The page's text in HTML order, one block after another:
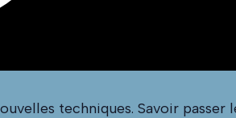
techniques. Savoir passer